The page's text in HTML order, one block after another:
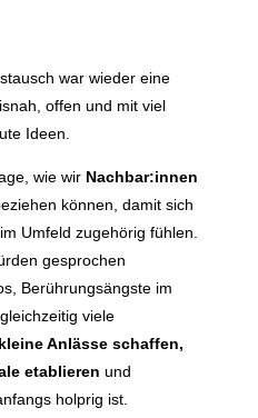
war wieder eine
offen und mit viel
Ideen.
wie wir Nachbar:innen
können, damit sich
Umfeld zugehörig fühlen.
gesprochen
Berührungsängste im
viele
kleine Anlässe schaffen,
etablieren und
holprig ist.